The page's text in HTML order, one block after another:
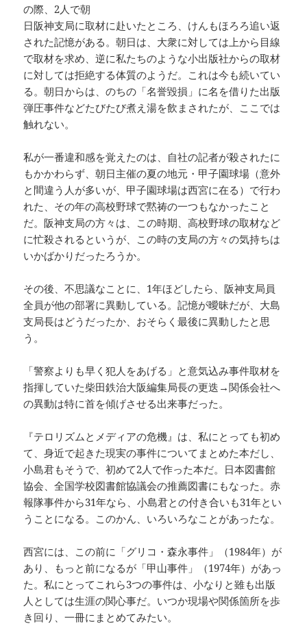
の際、2人で朝
日阪神支局に取材に赴いたところ、けんもほろろ追い返
された記憶がある。朝日は、大衆に対しては上から目線
で取材を求め、逆に私たちのような小出版社からの取材
に対しては拒絶する体質のようだ。これは今も続いてい
る。朝日からは、のちの「名誉毀損」に名を借りた出版
弾圧事件などたびたび煮え湯を飲まされたが、ここでは
触れない。
私が一番違和感を覚えたのは、自社の記者が殺されたに
もかかわらず、朝日主催の夏の地元・甲子園球場（意外
と間違う人が多いが、甲子園球場は西宮に在る）で行わ
れた、その年の高校野球で黙祷の一つもなかったこと
だ。阪神支局の方々は、この時期、高校野球の取材など
に忙殺されるというが、この時の支局の方々の気持ちは
いかばかりだったろうか。
その後、不思議なことに、1年ほどしたら、阪神支局員
全員が他の部署に異動している。記憶が曖昧だが、大島
支局長はどうだったか、おそらく最後に異動したと思
う。
「警察よりも早く犯人をあげる」と意気込み事件取材を
指揮していた柴田鉄治大阪編集局長の更迭→関係会社へ
の異動は特に首を傾げさせる出来事だった。
『テロリズムとメディアの危機』は、私にとっても初め
て、身近で起きた現実の事件についてまとめた本だし、
小島君もそうで、初めて2人で作った本だ。日本図書館
協会、全国学校図書館協議会の推薦図書にもなった。赤
報隊事件から31年なら、小島君との付き合いも31年とい
うことになる。このかん、いろいろなことがあったな。
西宮には、この前に「グリコ・森永事件」（1984年）が
あり、もっと前になるが「甲山事件」（1974年）があっ
た。私にとってこれら3つの事件は、小なりと雖も出版
人としては生涯の関心事だ。いつか現場や関係箇所を歩
き回り、一冊にまとめてみたい。